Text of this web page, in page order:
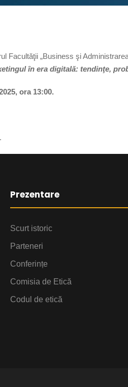
Facultăţii „Business şi
în era digitală: tendinţe,
ora 13:00.
.
Prezentare
Scurt istoric
Parteneri
Conferințe
Comisia de Etică
Codul de etică